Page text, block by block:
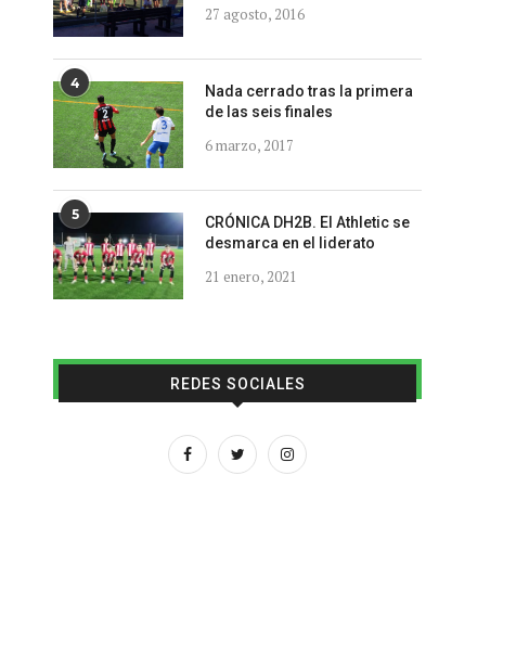
27 agosto, 2016
4
Nada cerrado tras la primera
de las seis finales
6 marzo, 2017
5
CRÓNICA DH2B. El Athletic se
desmarca en el liderato
21 enero, 2021
REDES SOCIALES